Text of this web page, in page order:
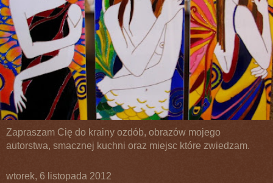
Zapraszam Cię do krainy ozdób, obrazów mojego
autorstwa, smacznej kuchni oraz miejsc które zwiedzam.
wtorek, 6 listopada 2012